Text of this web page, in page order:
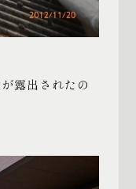
露出されたの